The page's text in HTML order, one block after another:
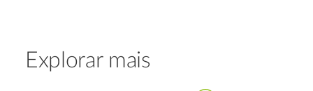
Explorar mais